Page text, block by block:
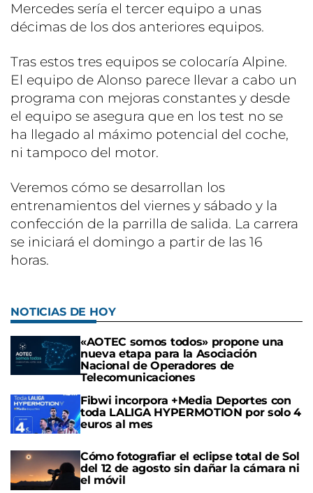
Mercedes sería el tercer equipo a unas
décimas de los dos anteriores equipos.
Tras estos tres equipos se colocaría Alpine.
El equipo de Alonso parece llevar a cabo un
programa con mejoras constantes y desde
el equipo se asegura que en los test no se
ha llegado al máximo potencial del coche,
ni tampoco del motor.
Veremos cómo se desarrollan los
entrenamientos del viernes y sábado y la
confección de la parrilla de salida. La carrera
se iniciará el domingo a partir de las 16
horas.
NOTICIAS DE HOY
«AOTEC somos todos» propone una
nueva etapa para la Asociación
Nacional de Operadores de
Telecomunicaciones
Fibwi incorpora +Media Deportes con
toda LALIGA HYPERMOTION por solo 4
euros al mes
Cómo fotografiar el eclipse total de Sol
del 12 de agosto sin dañar la cámara ni
el móvil